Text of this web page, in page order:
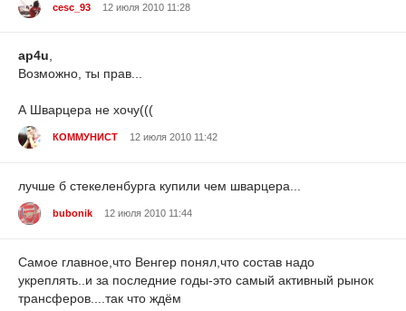
cesc_93 12 июля 2010 11:28
ap4u,
Возможно, ты прав...
А Шварцера не хочу(((
КОММУНИСТ 12 июля 2010 11:42
лучше б стекеленбурга купили чем шварцера...
bubonik 12 июля 2010 11:44
Самое главное,что Венгер понял,что состав надо
укреплять..и за последние годы-это самый активный рынок
трансферов....так что ждём